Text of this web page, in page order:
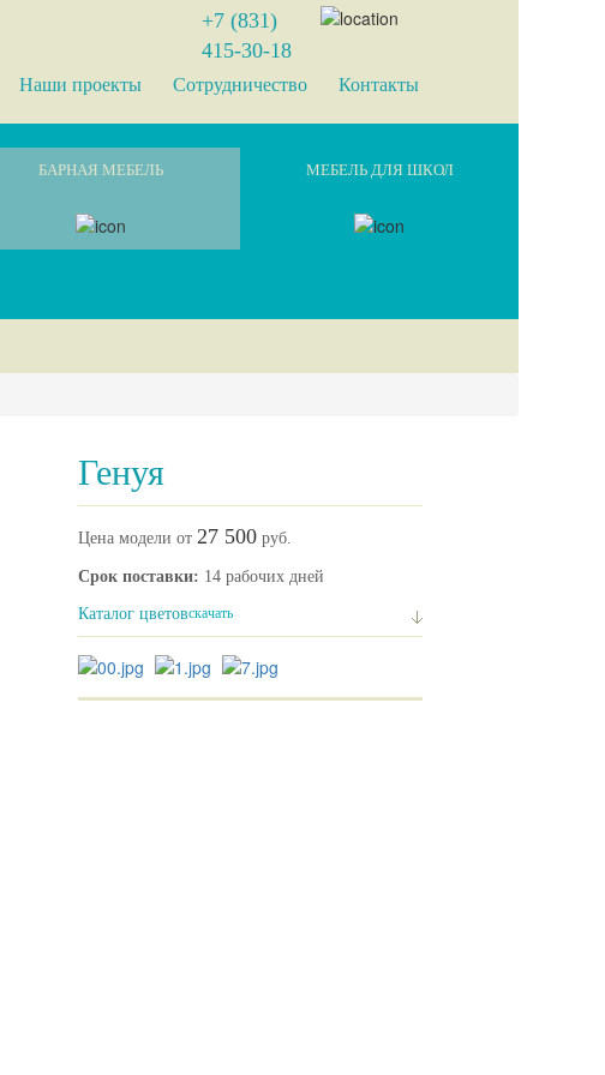
+7 (831)
415-30-18
Наши проекты Сотрудничество Контакты
БАРНАЯ МЕБЕЛЬ МЕБЕЛЬ ДЛЯ ШКОЛ
Генуя
Цена модели от 27 500 руб.
Срок поставки: 14 рабочих дней
Каталог цветовскачать